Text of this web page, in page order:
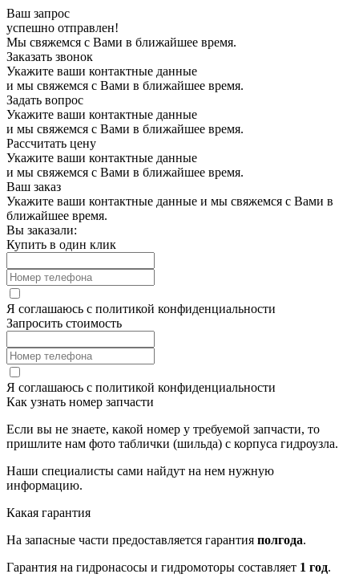
Ваш запрос
успешно отправлен!
Мы свяжемся с Вами в ближайшее время.
Заказать звонок
Укажите ваши контактные данные
и мы свяжемся с Вами в ближайшее время.
Задать вопрос
Укажите ваши контактные данные
и мы свяжемся с Вами в ближайшее время.
Рассчитать цену
Укажите ваши контактные данные
и мы свяжемся с Вами в ближайшее время.
Ваш заказ
Укажите ваши контактные данные и мы свяжемся с Вами в
ближайшее время.
Вы заказали:
Купить в один клик
Я соглашаюсь с политикой конфиденциальности
Запросить стоимость
Я соглашаюсь с политикой конфиденциальности
Как узнать номер запчасти
Если вы не знаете, какой номер у требуемой запчасти, то
пришлите нам фото таблички (шильда) с корпуса гидроузла.
Наши специалисты сами найдут на нем нужную
информацию.
Какая гарантия
На запасные части предоставляется гарантия полгода.
Гарантия на гидронасосы и гидромоторы составляет 1 год.